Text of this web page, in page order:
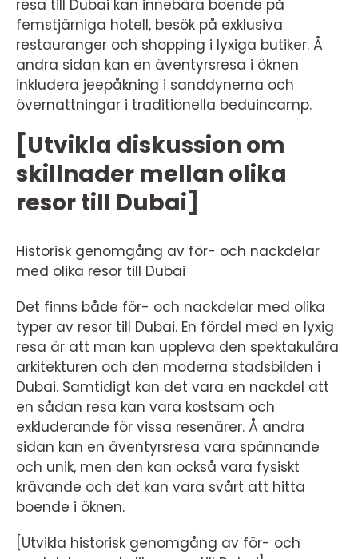
resa till Dubai kan innebära boende på
femstjärniga hotell, besök på exklusiva
restauranger och shopping i lyxiga butiker. Å
andra sidan kan en äventyrsresa i öknen
inkludera jeepåkning i sanddynerna och
övernattningar i traditionella beduincamp.
[Utvikla diskussion om
skillnader mellan olika
resor till Dubai]
Historisk genomgång av för- och nackdelar
med olika resor till Dubai
Det finns både för- och nackdelar med olika
typer av resor till Dubai. En fördel med en lyxig
resa är att man kan uppleva den spektakulära
arkitekturen och den moderna stadsbilden i
Dubai. Samtidigt kan det vara en nackdel att
en sådan resa kan vara kostsam och
exkluderande för vissa resenärer. Å andra
sidan kan en äventyrsresa vara spännande
och unik, men den kan också vara fysiskt
krävande och det kan vara svårt att hitta
boende i öknen.
[Utvikla historisk genomgång av för- och